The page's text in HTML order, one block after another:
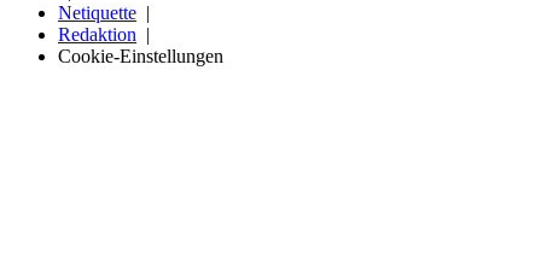
Netiquette
Redaktion
Cookie-Einstellungen